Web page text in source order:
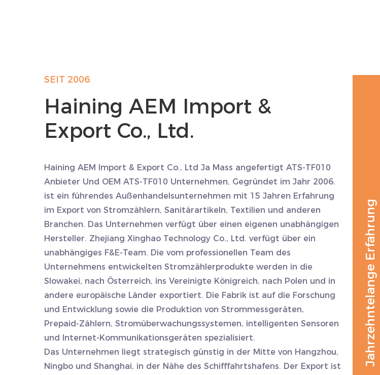
SEIT 2006
Haining AEM Import &
Export Co., Ltd.
Haining AEM Import & Export Co., Ltd Ja Mass angefertigt ATS-TF010
Anbieter Und OEM ATS-TF010 Unternehmen, Gegründet im Jahr 2006.
ist ein führendes Außenhandelsunternehmen mit 15 Jahren Erfahrung
im Export von Stromzählern, Sanitärartikeln, Textilien und anderen
Branchen. Das Unternehmen verfügt über einen eigenen unabhängigen
Hersteller. Zhejiang Xinghao Technology Co., Ltd. verfügt über ein
unabhängiges F&E-Team. Die vom professionellen Team des
Unternehmens entwickelten Stromzählerprodukte werden in die
Slowakei, nach Österreich, ins Vereinigte Königreich, nach Polen und in
andere europäische Länder exportiert. Die Fabrik ist auf die Forschung
und Entwicklung sowie die Produktion von Strommessgeräten,
Prepaid-Zählern, Stromüberwachungssystemen, intelligenten Sensoren
und Internet-Kommunikationsgeräten spezialisiert.
Das Unternehmen liegt strategisch günstig in der Mitte von Hangzhou,
Ningbo und Shanghai, in der Nähe des Schifffahrtshafens. Der Export ist
Jahrzehntelange Erfahrung